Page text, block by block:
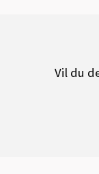
Vil du